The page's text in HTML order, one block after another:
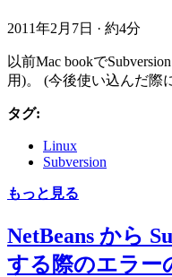
2011年2月7日 · 約4分
以前Mac bookで
用)。 (今後使い込んだ際
タグ:
Linux
Subversion
もっと見る
NetBeans から
する際のエラー